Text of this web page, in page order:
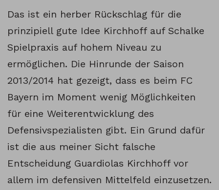
Das ist ein herber Rückschlag für die
prinzipiell gute Idee Kirchhoff auf Schalke
Spielpraxis auf hohem Niveau zu
ermöglichen. Die Hinrunde der Saison
2013/2014 hat gezeigt, dass es beim FC
Bayern im Moment wenig Möglichkeiten
für eine Weiterentwicklung des
Defensivspezialisten gibt. Ein Grund dafür
ist die aus meiner Sicht falsche
Entscheidung Guardiolas Kirchhoff vor
allem im defensiven Mittelfeld einzusetzen.